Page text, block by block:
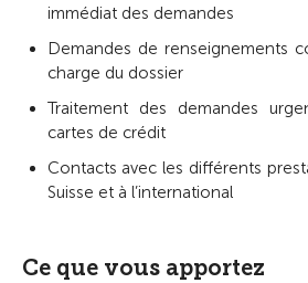
immédiat des demandes
Demandes de renseignements
charge du dossier
Traitement des demandes
cartes de crédit
Contacts avec les différents
Suisse et à l’international
Ce que vous apportez